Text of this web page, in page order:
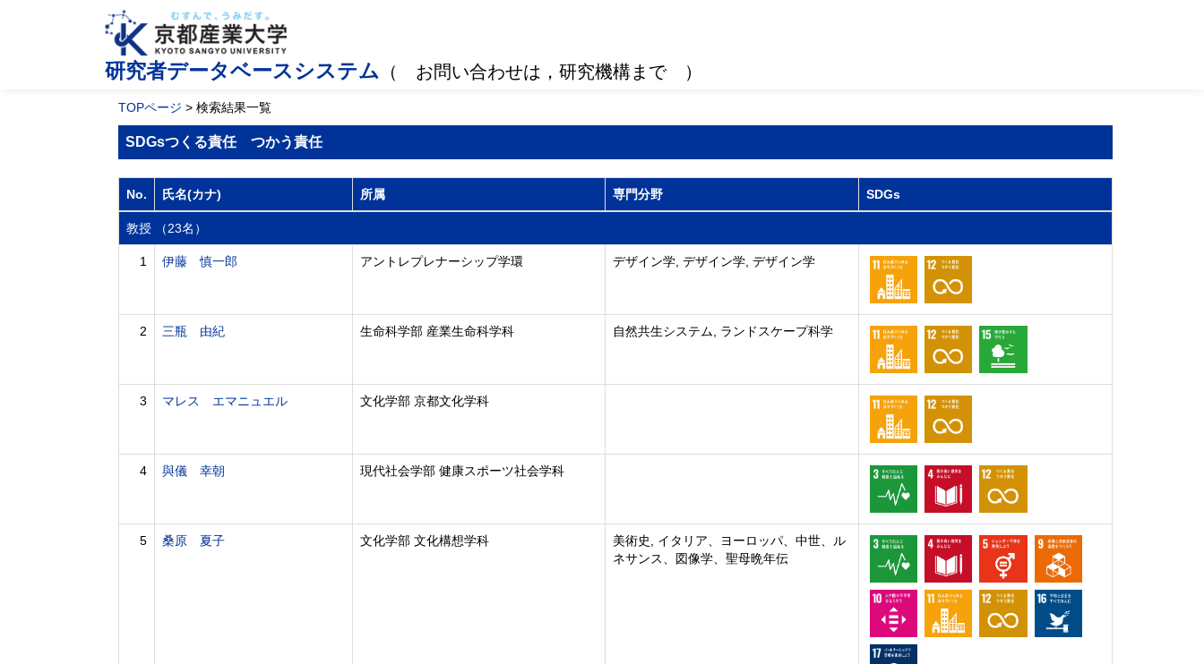
研究者データベースシステム （ お問い合わせは，研究機構まで ）
TOPページ > 検索結果一覧
SDGsつくる責任 つかう責任
No. 氏名(カナ) 所属 専門分野 SDGs
教授 （23名）
1 伊藤 慎一郎 アントレプレナーシップ学環 デザイン学, デザイン学, デザイン学
2 三瓶 由紀 生命科学部 産業生命科学科 自然共生システム, ランドスケープ科学
3 マレス エマニュエル 文化学部 京都文化学科
4 與儀 幸朝 現代社会学部 健康スポーツ社会学科
5 桑原 夏子 文化学部 文化構想学科
美術史, イタリア、ヨーロッパ、中世、ル
ネサンス、図像学、聖母晩年伝